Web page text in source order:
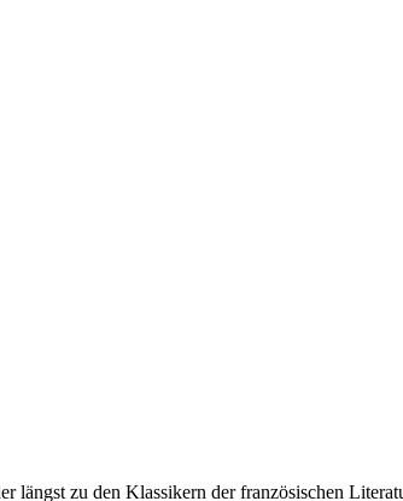
längst zu den Klassikern der französischen